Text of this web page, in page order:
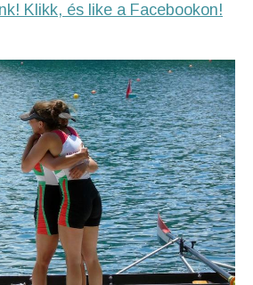
Klikk, és like a Facebookon!